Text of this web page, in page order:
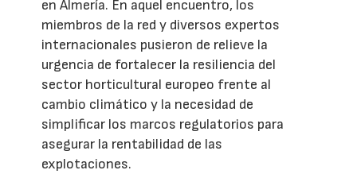
en Almería. En aquel encuentro, los
miembros de la red y diversos expertos
internacionales pusieron de relieve la
urgencia de fortalecer la resiliencia del
sector horticultural europeo frente al
cambio climático y la necesidad de
simplificar los marcos regulatorios para
asegurar la rentabilidad de las
explotaciones.